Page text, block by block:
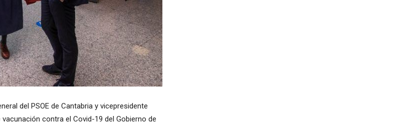
del PSOE de Cantabria y vicepresidente
contra el Covid-19 del Gobierno de